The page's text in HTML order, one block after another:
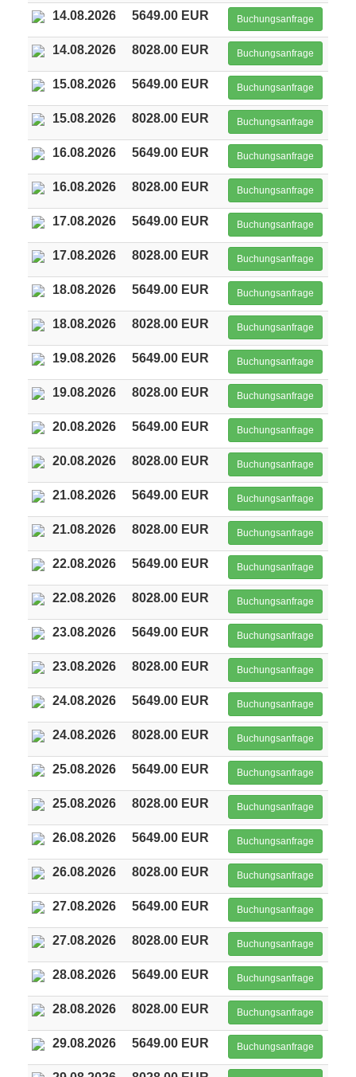
14.08.2026 5649.00 EUR Buchungsanfrage
14.08.2026 8028.00 EUR Buchungsanfrage
15.08.2026 5649.00 EUR Buchungsanfrage
15.08.2026 8028.00 EUR Buchungsanfrage
16.08.2026 5649.00 EUR Buchungsanfrage
16.08.2026 8028.00 EUR Buchungsanfrage
17.08.2026 5649.00 EUR Buchungsanfrage
17.08.2026 8028.00 EUR Buchungsanfrage
18.08.2026 5649.00 EUR Buchungsanfrage
18.08.2026 8028.00 EUR Buchungsanfrage
19.08.2026 5649.00 EUR Buchungsanfrage
19.08.2026 8028.00 EUR Buchungsanfrage
20.08.2026 5649.00 EUR Buchungsanfrage
20.08.2026 8028.00 EUR Buchungsanfrage
21.08.2026 5649.00 EUR Buchungsanfrage
21.08.2026 8028.00 EUR Buchungsanfrage
22.08.2026 5649.00 EUR Buchungsanfrage
22.08.2026 8028.00 EUR Buchungsanfrage
23.08.2026 5649.00 EUR Buchungsanfrage
23.08.2026 8028.00 EUR Buchungsanfrage
24.08.2026 5649.00 EUR Buchungsanfrage
24.08.2026 8028.00 EUR Buchungsanfrage
25.08.2026 5649.00 EUR Buchungsanfrage
25.08.2026 8028.00 EUR Buchungsanfrage
26.08.2026 5649.00 EUR Buchungsanfrage
26.08.2026 8028.00 EUR Buchungsanfrage
27.08.2026 5649.00 EUR Buchungsanfrage
27.08.2026 8028.00 EUR Buchungsanfrage
28.08.2026 5649.00 EUR Buchungsanfrage
28.08.2026 8028.00 EUR Buchungsanfrage
29.08.2026 5649.00 EUR Buchungsanfrage